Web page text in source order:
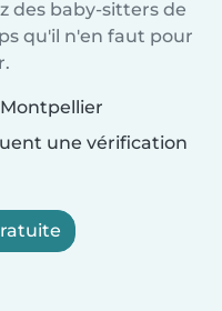
des baby-sitters de
qu'il n'en faut pour
une vérification